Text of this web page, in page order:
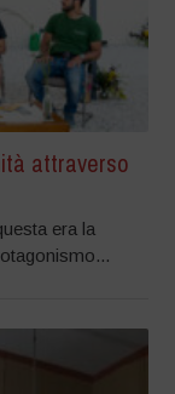
attraverso
era la